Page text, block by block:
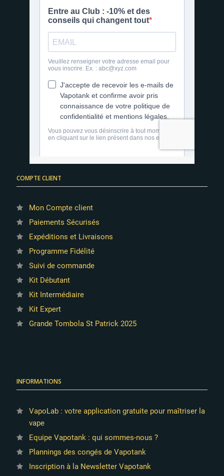
COMPTE CLIENT
Mon Compte client
Paiements Sécurisés
Expéditions et Livraisons
Programme Fidélité
Suivi de commande
Kit Débutant
Kit Intermédiaire
Kit Expert
Grande Tombola St Patrick 2025
INFORMATIONS
VapoLab : votre application gratuite pour maîtriser la
vape
Equipe Vapotank : qui sommes-nous ?
Plannings des congés de Vapotank
Inscription à la Newsletter Vapotank